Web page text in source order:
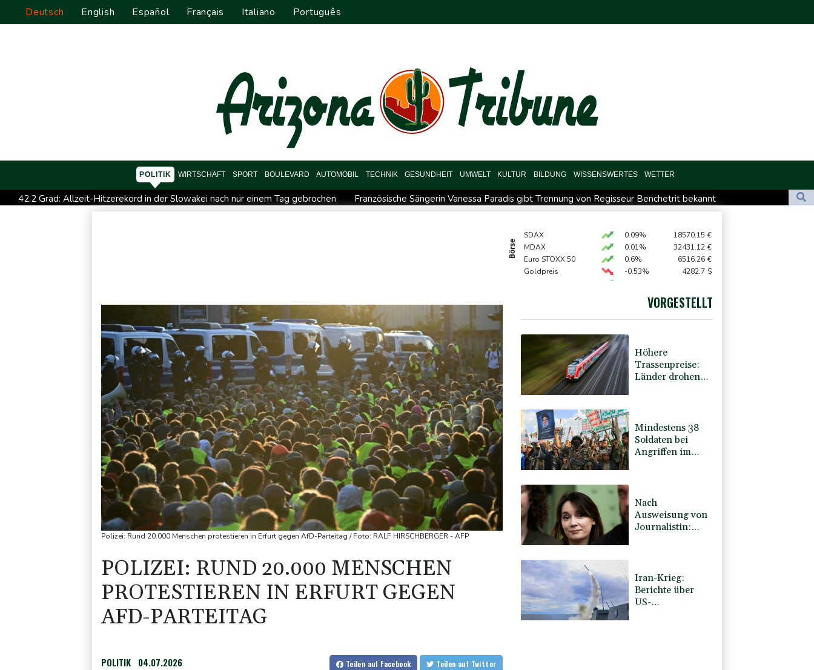
Deutsch English Español Français Italiano Português
POLITIK WIRTSCHAFT SPORT BOULEVARD AUTOMOBIL TECHNIK GESUNDHEIT UMWELT KULTUR BILDUNG WISSENSWERTES WETTER
42,2 Grad: Allzeit-Hitzerekord in der Slowakei nach nur einem Tag gebrochen
Französische Sängerin Vanessa Paradis gibt Trennung von Regisseur Benchetrit bekannt
Mindestens 38 Soldaten bei Angriffen im Jemen getötet - Huthis reklamieren Attacke
UEFA hält an FIFA-Boykott fest
Millionendeal perfekt: Diomande wechselt nach Madrid
Börse
SDAX 0.09% 18570.15 €
MDAX
0.01% 32431.12 €
Euro STOXX 50
0.6% 6516.26 €
Goldpreis
-0.53% 4282.7 $
26140.13 €
-0.29% 1.1522 $
Polizei: Rund 20.000 Menschen protestieren in Erfurt gegen AfD-Parteitag / Foto: RALF HIRSCHBERGER - AFP
POLIZEI: RUND 20.000 MENSCHEN
PROTESTIEREN IN ERFURT GEGEN
AFD-PARTEITAG
POLITIK 04.07.2026 Teilen auf Facebook Teilen auf Twitter
VORGESTELLT
Höhere
Trassenpreise:
Länder drohen
Mindestens 38
Soldaten bei
Angriffen im
Attacke
Nach
Ausweisung von
Journalistin:
Verfolgung" vor
Iran-Krieg:
Berichte über
US-